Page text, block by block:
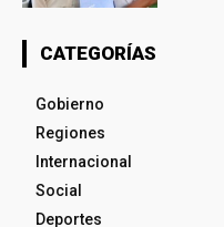
CATEGORÍAS
Gobierno
Regiones
Internacional
Social
Deportes